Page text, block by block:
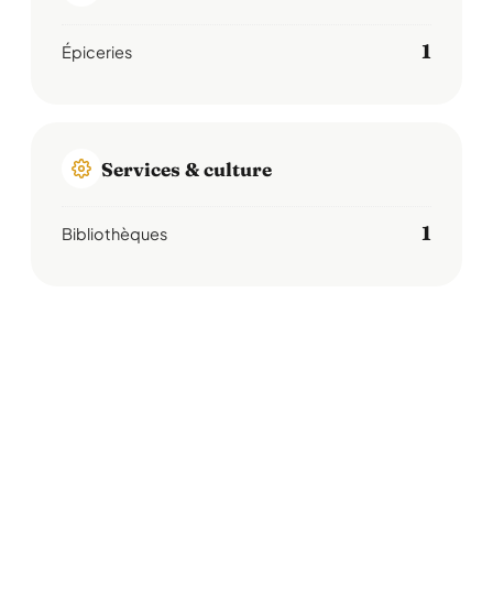
Épiceries 1
Services & culture
Bibliothèques 1